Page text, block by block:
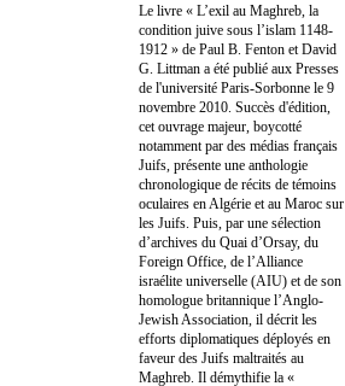
Le livre « L’exil au Maghreb, la
condition juive sous l’islam 1148-
1912 » de Paul B. Fenton et David
G. Littman a été publié aux Presses
de l'université Paris-Sorbonne le 9
novembre 2010. Succès d'édition,
cet ouvrage majeur, boycotté
notamment par des médias français
Juifs, présente une anthologie
chronologique de récits de témoins
oculaires en Algérie et au Maroc sur
les Juifs. Puis, par une sélection
d’archives du Quai d’Orsay, du
Foreign Office, de l’Alliance
israélite universelle (AIU) et de son
homologue britannique l’Anglo-
Jewish Association, il décrit les
efforts diplomatiques déployés en
faveur des Juifs maltraités au
Maghreb. Il démythifie la «